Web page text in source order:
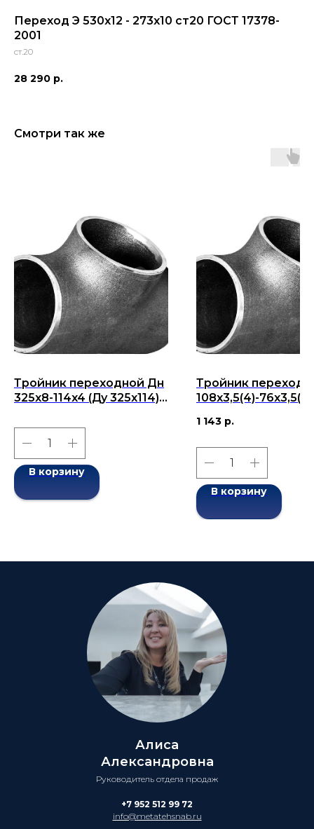
Переход Э 530x12 - 273x10 ст20 ГОСТ 17378-
2001
ст.20
28 290 р.
Смотри так же
Тройник переходной Дн
325x8-114x4 (Ду 325x114)
2001
В корзину
Тройник
108х3,5(4)-
17376-2001
1 143 р.
В корзину
Алиса
Александровна
Руководитель отдела продаж
+7 952 512 99 72
info@metatehsnab.ru